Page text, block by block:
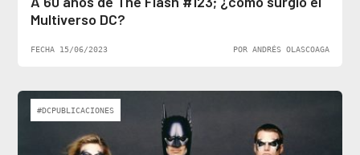
Multiverso DC?
FECHA 15/06/2023 POR ANDRÉS OLASCOAGA
#DCPUBLICACIONES